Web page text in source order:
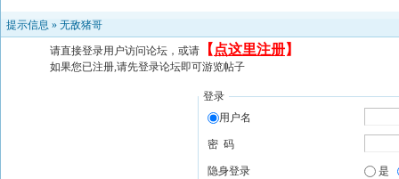
提示信息 » 无敌猪哥
请直接登录用户访问论坛，或请 【 点这里注册】
如果您已注册,请先登录论坛即可游览帖子
登录
用户名
密 码
隐身登录 是